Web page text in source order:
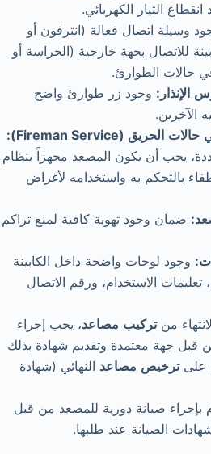
التيار الكهربائي.
وسيلة اتصال فعالة (انترفون أو
للاتصال بجهة خارجية (الحراسة أو
حالات الطوارئ.
الإنذار : وجود زر طوارئ واضح
الآخرين.
حالات الحريق (Fireman Service):
يجب أن يكون المصعد مجهزاً بنظام
بالتحكم به واستخدامه لأغراض
: ضمان وجود تهوية كافية لمنع تراكم
: وجود لوحات واضحة داخل الكابينة
الاستخدام، ورقم الاتصال
منتركيب مصاعد، يجب إجراء
جهة معتمدة وتقديم شهادة بذلك
علىترخيص مصاعد النهائي (شهادة
بإجراء صيانة دورية للمصعد من قبل
الصيانة عند طلبها.